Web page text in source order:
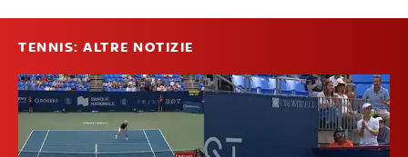
TENNIS: ALTRE NOTIZIE